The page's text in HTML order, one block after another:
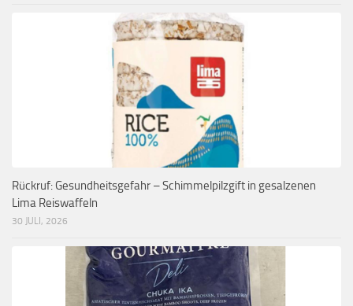
Rückruf: Gesundheitsgefahr – Schimmelpilzgift in gesalzenen
Lima Reiswaffeln
30 JULI, 2026